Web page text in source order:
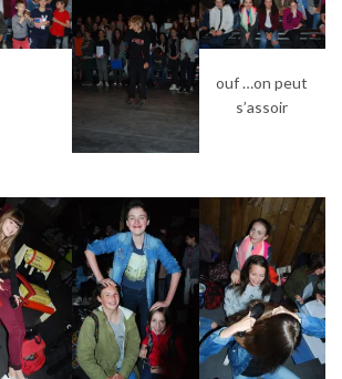
ouf …on peut
s’assoir